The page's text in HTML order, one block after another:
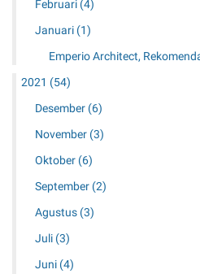
Februari (4)
Januari (1)
Emperio Architect,
2021 (54)
Desember (6)
November (3)
Oktober (6)
September (2)
Agustus (3)
Juli (3)
Juni (4)